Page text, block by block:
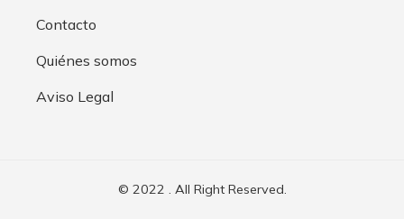
Contacto
Quiénes somos
Aviso Legal
© 2022 . All Right Reserved.